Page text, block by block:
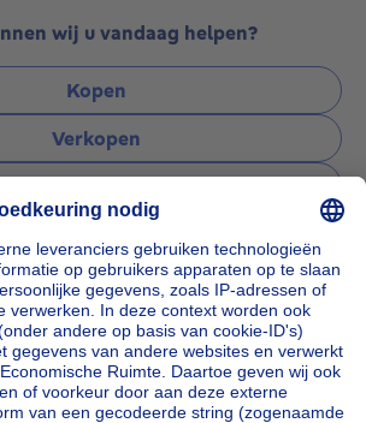
wij u vandaag helpen?
Kopen
Verkopen
Een vraag stellen
Agentschappen
in Bruxelles
RESIDENCY